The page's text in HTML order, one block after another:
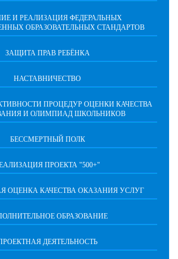
И РЕАЛИЗАЦИЯ ФЕДЕРАЛЬНЫХ
ОБРАЗОВАТЕЛЬНЫХ СТАНДАРТОВ
ЗАЩИТА ПРАВ РЕБЁНКА
НАСТАВНИЧЕСТВО
ПРОЦЕДУР ОЦЕНКИ КАЧЕСТВА
И ОЛИМПИАД ШКОЛЬНИКОВ
БЕССМЕРТНЫЙ ПОЛК
ПРОЕКТА "500+"
ОЦЕНКА КАЧЕСТВА ОКАЗАНИЯ УСЛУГ
ОБРАЗОВАНИЕ
ДЕЯТЕЛЬНОСТЬ